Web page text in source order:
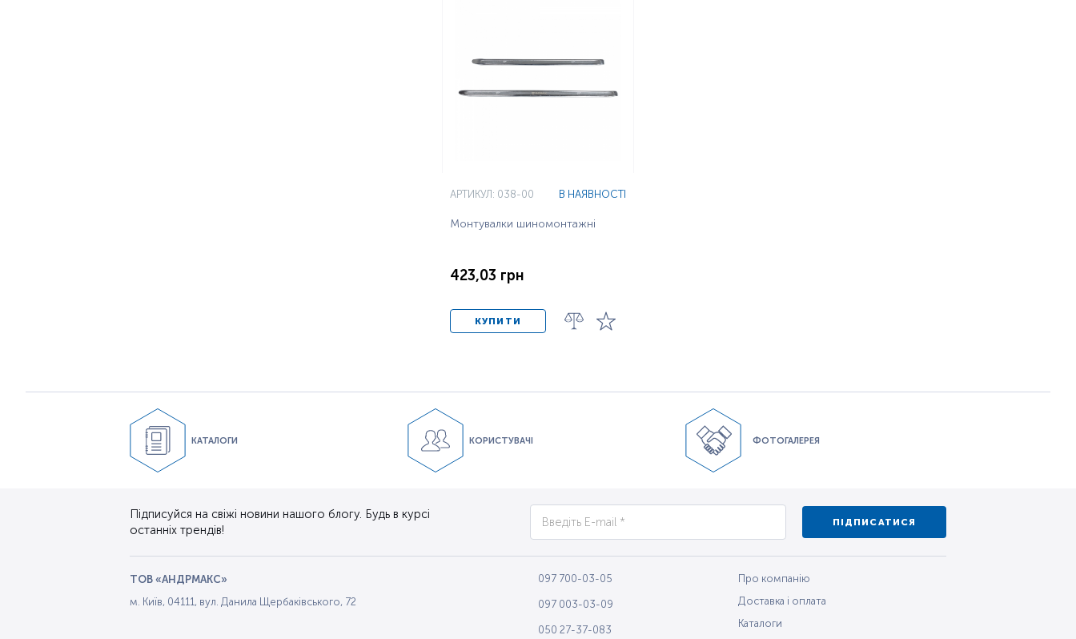
АРТИКУЛ: 038-00 В НАЯВНОСТІ
Монтувалки шиномонтажні
423,03 грн
КУПИТИ
КАТАЛОГИ КОРИСТУВАЧІ ФОТОГАЛЕРЕЯ
Підписуйся на свіжі новини нашого блогу. Будь в курсі
останніх трендів!
ПІДПИСАТИСЯ
ТОВ «АНДРМАКС»
м. Київ, 04111, вул. Данила Щербаківського, 72
097 700-03-05
097 003-03-09
050 27-37-083
Про компанію
Доставка і оплата
Каталоги